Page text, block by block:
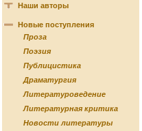
Наши авторы
Новые поступления
Проза
Поэзия
Публицистика
Драматургия
Литературоведение
Литературная критика
Новости литературы